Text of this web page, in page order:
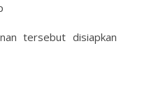
tersebut disiapkan